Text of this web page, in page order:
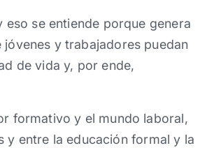
se entiende porque genera
y trabajadores puedan
de vida y, por ende,
formativo y el mundo laboral,
y entre la educación formal y la